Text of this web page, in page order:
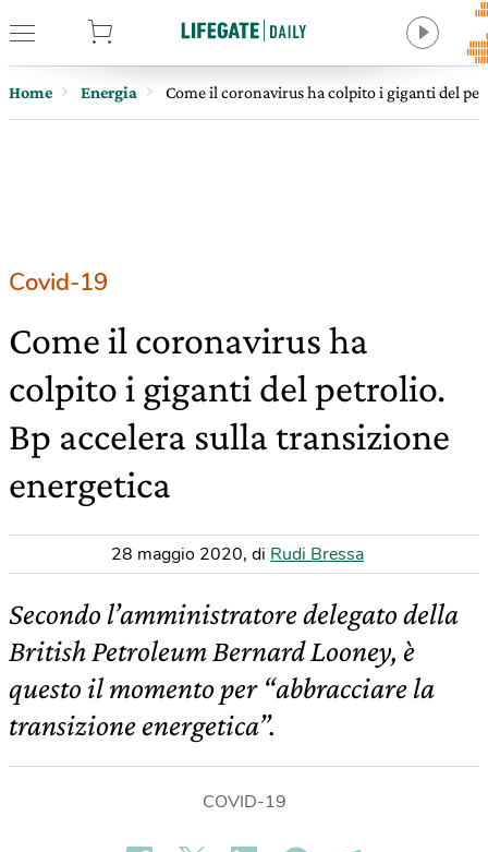
Home Energia Come il coronavirus ha colpito i giganti del
Covid-19
Come il coronavirus ha
colpito i giganti del petrolio.
Bp accelera sulla transizione
energetica
28 maggio 2020, di Rudi Bressa
Secondo l’amministratore delegato della
British Petroleum Bernard Looney, è
questo il momento per “abbracciare la
transizione energetica”.
COVID-19